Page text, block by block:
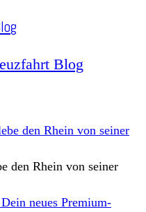
Blog
den Rhein von seiner